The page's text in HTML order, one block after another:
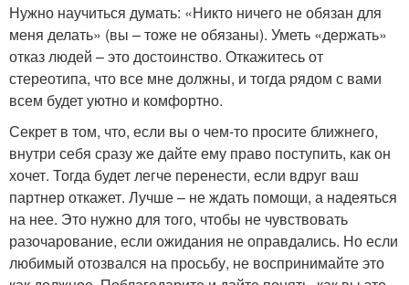
Нужно научиться думать: «Никто ничего не обязан для
меня делать» (вы – тоже не обязаны). Уметь «держать»
отказ людей – это достоинство. Откажитесь от
стереотипа, что все мне должны, и тогда рядом с вами
всем будет уютно и комфортно.
Секрет в том, что, если вы о чем-то просите ближнего,
внутри себя сразу же дайте ему право поступить, как он
хочет. Тогда будет легче перенести, если вдруг ваш
партнер откажет. Лучше – не ждать помощи, а надеяться
на нее. Это нужно для того, чтобы не чувствовать
разочарование, если ожидания не оправдались. Но если
любимый отозвался на просьбу, не воспринимайте это